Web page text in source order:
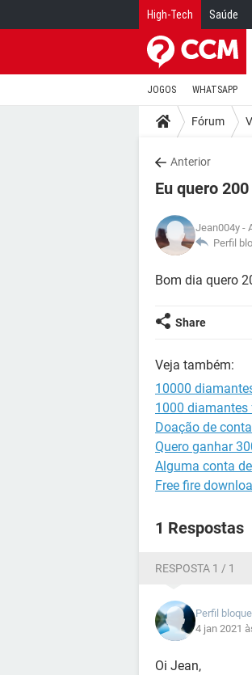
High-Tech Saúde
JOGOS WHATSAPP
Fórum
Anterior
Eu quero
Jean004y -
Perfil
Bom dia quero
Share
Veja também:
10000
1000 diamantes
Doação de
Quero ganhar
Alguma conta
Free fire
1 Respostas
RESPOSTA 1 / 1
Perfil
4 jan 2021
Oi Jean,